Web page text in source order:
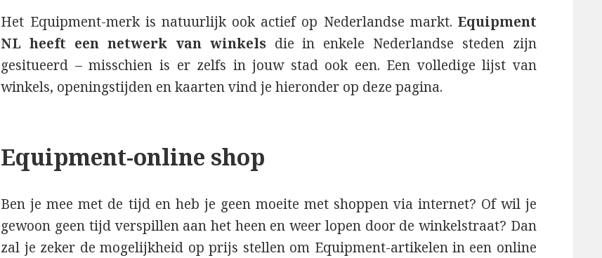
Het Equipment-merk is natuurlijk ook actief op Nederlandse markt. Equipment
NL heeft een netwerk van winkelsdie in enkele Nederlandse steden zijn
gesitueerd – misschien is er zelfs in jouw stad ook een. Een volledige lijst van
winkels, openingstijden en kaarten vind je hieronder op deze pagina.
Equipment-online shop
Ben je mee met de tijd en heb je geen moeite met shoppen via internet? Of wil je
gewoon geen tijd verspillen aan het heen en weer lopen door de winkelstraat? Dan
zal je zeker de mogelijkheid op prijs stellen om Equipment-artikelen in een online